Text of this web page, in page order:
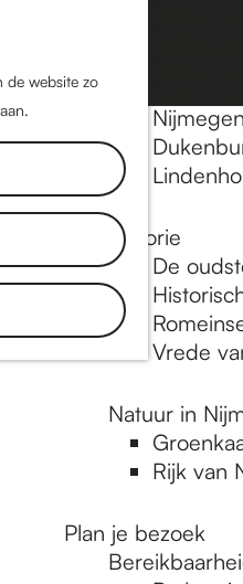
de website zo
a
a
r
M
n
Historie
De
Vrede
Natuur in
Rijk van
Plan je bezoek